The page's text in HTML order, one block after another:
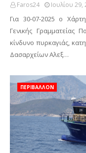
Faros24 Ιουλίου 29,
Για 30-07-2025 ο
Γενικής Γραμματείας
κίνδυνο πυρκαγιάς,
Δασαρχείων Αλεξ…
ΠΕΡΙΒΑΛΛΟΝ